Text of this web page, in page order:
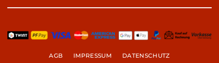
AGB IMPRESSUM DATENSCHUTZ